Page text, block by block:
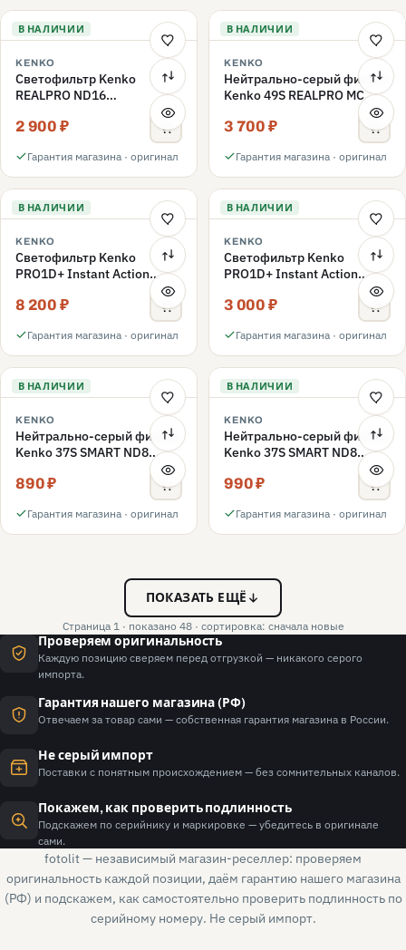
В НАЛИЧИИ
KENKO
Светофильтр Kenko
REALPRO ND16
нейтрально-серый 49mm
2 900 ₽
Гарантия магазина · оригинал
В НАЛИЧИИ
KENKO
Нейтрально-серый фильтр
Kenko 49S REALPRO MC
3 700 ₽
Гарантия магазина · оригинал
В НАЛИЧИИ
KENKO
Светофильтр Kenko
PRO1D+ Instant Action
Variable NDX3-450+C-PLS
переменной плотности
8 200 ₽
Гарантия магазина · оригинал
В НАЛИЧИИ
KENKO
Светофильтр Kenko
PRO1D+ Instant Action
Variable NDX3-450+C-PL
поляризационный 49mm
3 000 ₽
Гарантия магазина · оригинал
В НАЛИЧИИ
KENKO
Нейтрально-серый фильтр
Kenko 37S SMART ND8
890 ₽
Гарантия магазина · оригинал
В НАЛИЧИИ
KENKO
Нейтрально-серый фильтр
Kenko 37S SMART ND8
990 ₽
Гарантия магазина · оригинал
ПОКАЗАТЬ ЕЩЁ
Страница 1 · показано 48 · сортировка: сначала новые
Проверяем оригинальность
Каждую позицию сверяем перед отгрузкой — никакого серого
импорта.
Гарантия нашего магазина (РФ)
Отвечаем за товар сами — собственная гарантия магазина в России.
Не серый импорт
Поставки с понятным происхождением — без сомнительных каналов.
Покажем, как проверить подлинность
Подскажем по серийнику и маркировке — убедитесь в оригинале
сами.
fotolit — независимый магазин-реселлер: проверяем
оригинальность каждой позиции, даём гарантию нашего магазина
(РФ) и подскажем, как самостоятельно проверить подлинность по
серийному номеру. Не серый импорт.